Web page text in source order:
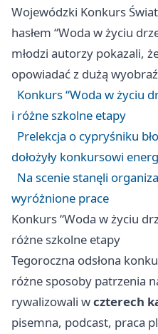
Wojewódzki Konkurs
hasłem “Woda w życiu
młodzi autorzy pokazali,
opowiadać z dużą
Konkurs “Woda w życiu
i różne szkolne etapy
Prelekcja o cypryśniku
dołożyły konkursowi
Na scenie stanęli
wyróżnione prace
Konkurs “Woda w życiu
różne szkolne etapy
Tegoroczna odsłona
różne sposoby patrzenia
rywalizowali wczterech
pisemna, podcast, praca